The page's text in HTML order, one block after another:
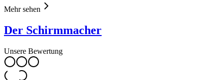
Mehr sehen
Der Schirmmacher
Unsere Bewertung